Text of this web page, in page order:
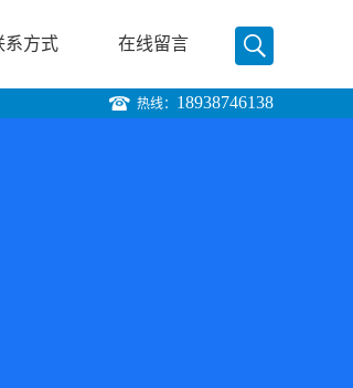
系方式 在线留言
热线： 18938746138